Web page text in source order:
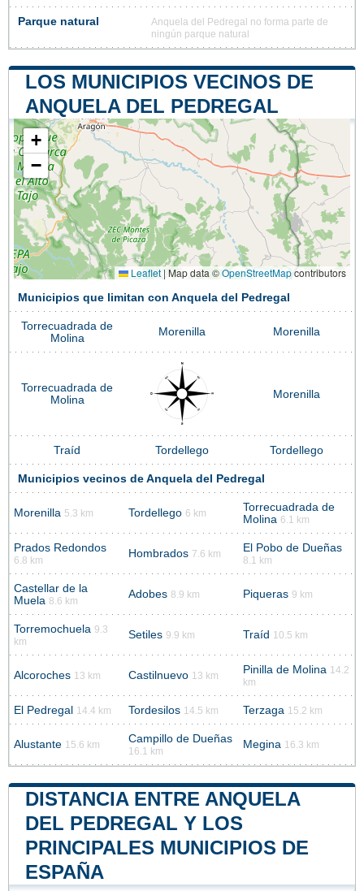
Parque natural
Anquela del Pedregal no forma parte de
ningún parque natural
LOS MUNICIPIOS VECINOS DE
ANQUELA DEL PEDREGAL
+
−
Leaflet | Map data ©OpenStreetMapcontributors
Municipios que limitan con Anquela del Pedregal
Torrecuadrada de
Molina
Morenilla Morenilla
Torrecuadrada de
Molina
Morenilla
Traíd Tordellego Tordellego
Municipios vecinos de Anquela del Pedregal
Morenilla 5.3 km Tordellego 6 km
Torrecuadrada de
Molina 6.1 km
Prados Redondos
6.8 km
Hombrados 7.6 km El Pobo de Dueñas
8.1 km
Castellar de la
Muela 8.6 km
Adobes 8.9 km Piqueras 9 km
Torremochuela 9.3
km
Setiles 9.9 km Traíd 10.5 km
Alcoroches 13 km Castilnuevo 13 km Pinilla de Molina 14.2
km
El Pedregal 14.4 km Tordesilos 14.5 km Terzaga 15.2 km
Alustante 15.6 km Campillo de Dueñas
16.1 km
Megina 16.3 km
DISTANCIA ENTRE ANQUELA
DEL PEDREGAL Y LOS
PRINCIPALES MUNICIPIOS DE
ESPAÑA